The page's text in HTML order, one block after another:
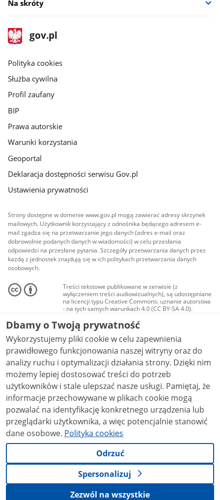
Na skróty
stopka
gov.pl
Strona
gov.pl
gov.pl
Polityka cookies
Służba cywilna
Profil zaufany
BIP
Prawa autorskie
Warunki korzystania
Geoportal
Deklaracja dostępności serwisu Gov.pl
Ustawienia prywatności
Strony dostępne w domenie www.gov.pl mogą zawierać adresy skrzynek
mailowych. Użytkownik korzystający z odnośnika będącego adresem e-
mail zgadza się na przetwarzanie jego danych (adres e-mail oraz
dobrowolnie podanych danych w wiadomości) w celu przesłania
odpowiedzi na przesłane pytania. Szczegóły przetwarzania danych przez
każdą z jednostek znajdują się w ich politykach przetwarzania danych
osobowych.
Treści tekstowe publikowane w serwisie (z
wyłączeniem treści audiowizualnych), są udostępniane
na licencji typu Creative Commons: uznanie autorstwa
- na tych samych warunkach 4.0 (CC BY-SA 4.0).
Materiały audiowizualne, w tym zdjęcia, materiały
audio i wideo, są udostępniane na licencji typu
Creative Commons: uznanie autorstwa użycie
niekomercyjne - bez utworów zależnych 4.0 (CC BY-
NC-ND 4.0), o ile nie jest to stwierdzone inaczej.
Dbamy o Twoją prywatność
Wykorzystujemy pliki cookie w celu zapewnienia
prawidłowego funkcjonowania naszej witryny oraz do
analizy ruchu i optymalizacji działania strony. Dzięki nim
możemy lepiej dostosować treści do potrzeb
użytkowników i stale ulepszać nasze usługi. Pamiętaj, że
informacje przechowywane w plikach cookie mogą
pozwalać na identyfikację konkretnego urządzenia lub
przeglądarki użytkownika, a więc potencjalnie stanowić
dane osobowe. Polityka cookies
Odrzuć
Spersonalizuj
Zezwól na wszystkie